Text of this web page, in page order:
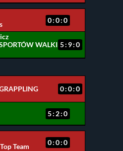
0:0:0
WALKI 5:9:0
0:0:0
5:2:0
Team
0:0:0